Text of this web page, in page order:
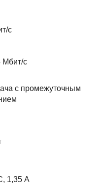
с
Мбит/с
с промежуточным
1,35 А